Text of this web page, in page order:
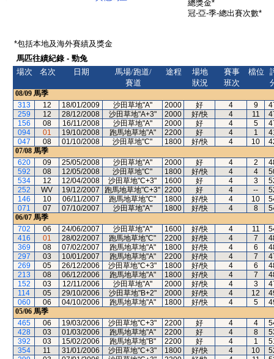
總獎金*
冠-亞-季-總出賽次數*
*包括本地及海外賽績及獎金
馬匹往績紀錄 - 勁兔
場次
名次 日期
馬場/跑道/
賽道
途程
場地
狀況
賽事
班次
檔位
08/09 馬季
313
12 18/01/2009 沙田草地"A" 2000 好 4 9
259
12 28/12/2008 沙田草地"A+3" 2000 好/快 4 11
156
08 16/11/2008 沙田草地"A" 2000 好 4 5
094
01 19/10/2008 跑馬地草地"A" 2200 好 4 1
047
08 01/10/2008 沙田草地"C" 1800 好/快 4 10
07/08 馬季
620
09 25/05/2008 沙田草地"A" 2000 好 4 2
592
08 12/05/2008 沙田草地"C" 1800 好/快 4 4
534
12 12/04/2008 沙田草地"C+3" 1600 好 4 3
252
WV 19/12/2007 跑馬地草地"C+3" 2200 好 4 --
146
10 06/11/2007 跑馬地草地"C" 1800 好/快 4 10
071
07 07/10/2007 沙田草地"A" 1800 好/快 4 8
06/07 馬季
702
06 24/06/2007 沙田草地"A" 1600 好/快 4 11
416
01 28/02/2007 跑馬地草地"C" 2200 好/快 4 7
369
08 07/02/2007 跑馬地草地"A" 1800 好/快 4 6
297
03 10/01/2007 跑馬地草地"A" 2200 好/快 4 7
269
05 26/12/2006 沙田草地"C+3" 1800 好/快 4 6
213
08 06/12/2006 跑馬地草地"A" 1800 好/快 4 7
152
03 12/11/2006 沙田草地"A" 2000 好/快 4 3
114
05 29/10/2006 沙田草地"B+2" 2000 好/快 4 12
060
06 04/10/2006 跑馬地草地"A" 1800 好/快 4 5
05/06 馬季
465
06 19/03/2006 沙田草地"C+3" 2200 好 4 4
428
03 01/03/2006 跑馬地草地"A" 2200 好 4 8
392
03 15/02/2006 跑馬地草地"B" 2200 好 4 1
354
11 31/01/2006 沙田草地"C+3" 1800 好/快 4 10